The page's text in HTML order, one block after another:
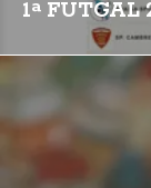
1ª FUTGAL